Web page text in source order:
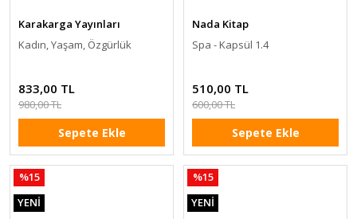
Karakarga Yayınları
Kadın, Yaşam, Özgürlük
833,00 TL
980,00 TL
Sepete Ekle
Nada Kitap
Spa - Kapsül 1.4
510,00 TL
600,00 TL
Sepete Ekle
%15
YENİ
%15
YENİ